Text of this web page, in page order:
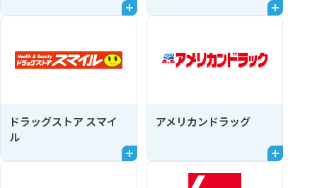
ドラッグストア スマイ
ル
アメリカンドラッグ